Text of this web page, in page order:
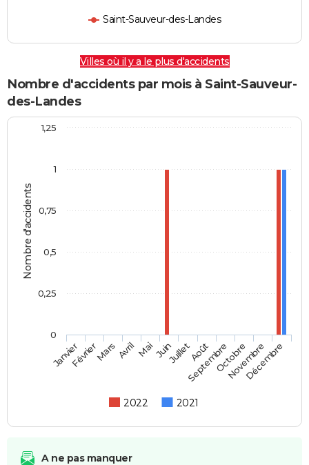
Saint-Sauveur-des-Landes
Villes où il y a le plus d'accidents
Nombre d'accidents par mois à Saint-Sauveur-
des-Landes
Nombre d'accidents
2022 2021
JanvierFévrierMars AvrilMaiJuinJuilletAoût
SeptembreOctobre
Novembre
Décembre
0
1
0,25
0,5
0,75
1,25
A ne pas manquer